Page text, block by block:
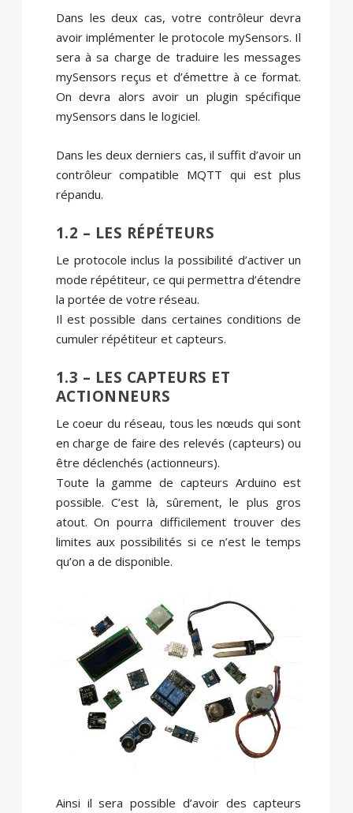
Dans les deux cas, votre contrôleur devra
avoir implémenter le protocole mySensors. Il
sera à sa charge de traduire les messages
mySensors reçus et d’émettre à ce format.
On devra alors avoir un plugin spécifique
mySensors dans le logiciel.
Dans les deux derniers cas, il suffit d’avoir un
contrôleur compatible MQTT qui est plus
répandu.
1.2 – LES RÉPÉTEURS
Le protocole inclus la possibilité d’activer un
mode répétiteur, ce qui permettra d’étendre
la portée de votre réseau.
Il est possible dans certaines conditions de
cumuler répétiteur et capteurs.
1.3 – LES CAPTEURS ET
ACTIONNEURS
Le coeur du réseau, tous les nœuds qui sont
en charge de faire des relevés (capteurs) ou
être déclenchés (actionneurs).
Toute la gamme de capteurs Arduino est
possible. C’est là, sûrement, le plus gros
atout. On pourra difficilement trouver des
limites aux possibilités si ce n’est le temps
qu’on a de disponible.
Ainsi il sera possible d’avoir des capteurs